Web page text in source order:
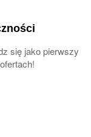
się jako pierwszy